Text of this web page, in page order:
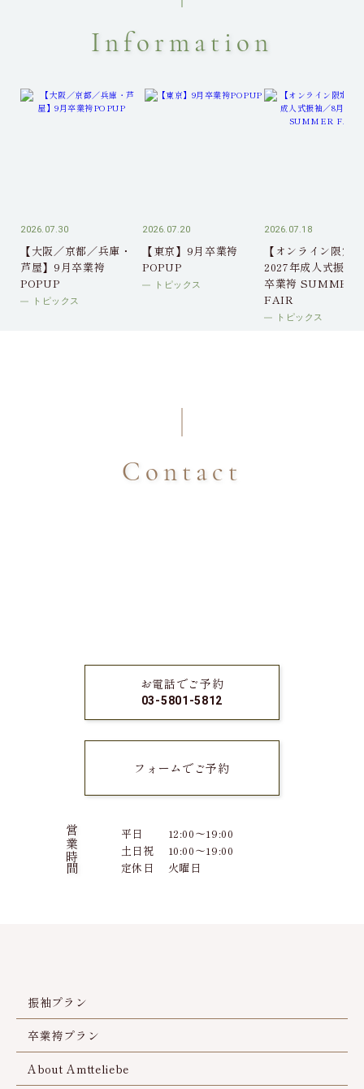
Information
2026.07.30
【大阪／京都／兵庫・
芦屋】9月卒業袴
POPUP
トピックス
2026.07.20
【東京】9月卒業袴
POPUP
トピックス
2026.07.18
【オンライン限定】
2027年成人式振袖
卒業袴 SUMMER
FAIR
トピックス
Contact
お電話でご予約
03-5801-5812
フォームでご予約
営業時間 平日
12:00～19:00
土日祝
10:00～19:00
定休日
火曜日
振袖プラン
卒業袴プラン
About Amtteliebe